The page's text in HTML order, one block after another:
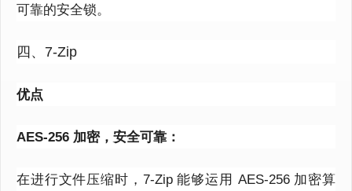
可靠的安全锁。
四、7-Zip
优点
AES-256 加密，安全可靠：
在进行文件压缩时， 7-Zip能够运用 AES-256 加密算